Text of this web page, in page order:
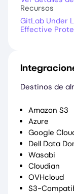
Recursos
GitLab Under
Effective
Destinos de
Amazon S3
Azure
Google
Dell Data
Wasabi
Cloudian
OVHcloud
S3-